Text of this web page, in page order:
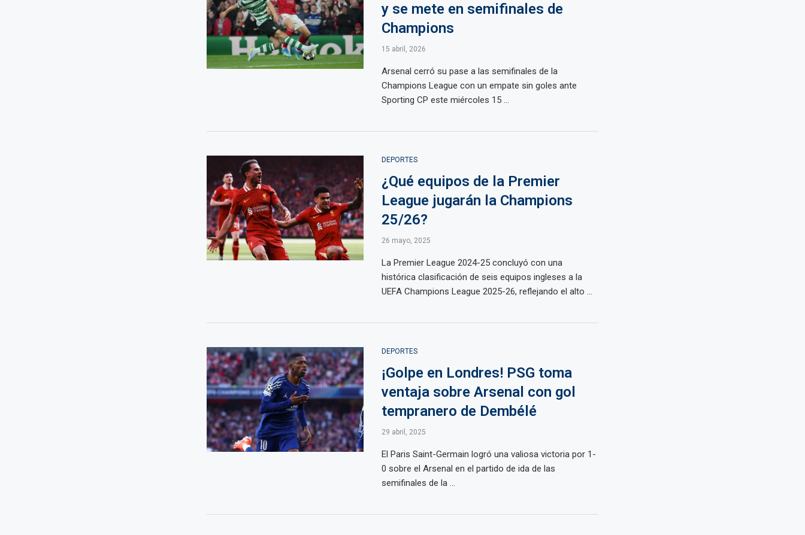
y se mete en semifinales de
Champions
15 abril, 2026
Arsenal cerró su pase a las semifinales de la
Champions League con un empate sin goles ante
Sporting CP este miércoles 15 ...
DEPORTES
¿Qué equipos de la Premier
League jugarán la Champions
25/26?
26 mayo, 2025
La Premier League 2024-25 concluyó con una
histórica clasificación de seis equipos ingleses a la
UEFA Champions League 2025-26, reflejando el alto ...
DEPORTES
¡Golpe en Londres! ​PSG toma
ventaja sobre Arsenal con gol
tempranero de Dembélé​
29 abril, 2025
El Paris Saint-Germain logró una valiosa victoria por 1-
0 sobre el Arsenal en el partido de ida de las
semifinales de la ...